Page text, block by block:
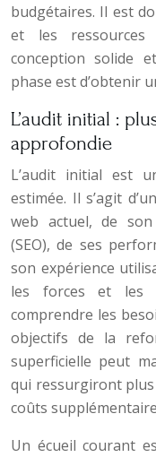
budgétaires. Il est
et les ressources
conception solide
phase est d’obtenir
L’audit initial :
approfondie
L’audit initial est
estimée. Il s’agit
web actuel, de
(SEO), de ses
son expérience
les forces et les
comprendre les
objectifs de la
superficielle peut
qui ressurgiront
coûts
Un écueil courant